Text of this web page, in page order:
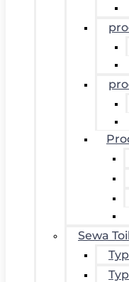
Sewa